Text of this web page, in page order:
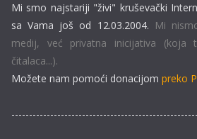
Mi smo najstariji "živi" kruševački
sa Vama još od 12.03.2004. Mi
medij, već privatna inicijativa
čitalaca...).
Možete nam pomoći donacijom preko